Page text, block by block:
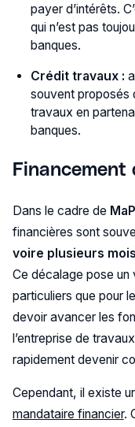
payer d’intérêts.
qui n’est pas
banques.
Crédit travaux :
souvent proposés
travaux en
banques.
Financement
Dans le cadre de
financières sont
voire plusieurs
Ce décalage pose un
particuliers que pour
devoir avancer les
l’entreprise de
rapidement devenir
Cependant, il existe
mandataire financier.